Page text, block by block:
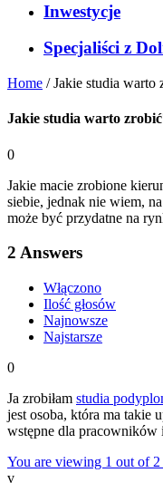
Inwestycje
Specjaliści z
Home /Jakie studia warto
Jakie studia warto
0
Jakie macie zrobione
siebie, jednak nie wiem,
może być przydatne na
2 Answers
Włączono
Ilość głosów
Najnowsze
Najstarsze
0
Ja zrobiłam studia
jest osoba, która ma takie
wstępne dla pracowników
You are viewing 1 out of
v